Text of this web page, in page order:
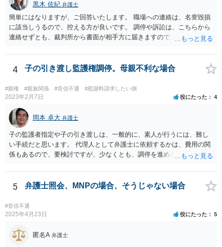
黒木 佐紀 弁護士
簡単にはなりますが、ご回答いたします。 職場への連絡は、名誉毀損
に該当しうるので、控える方が良いです。 調停や訴訟は、こちらから
連絡せずとも、裁判所から書面が相手方に届きますので、連絡不要で
いのであれば、調停や訴訟をするしかないかと思います。
4 子の引き渡し監護権調停。母親不利な場合
#親権 #親族関係 #音信不通 #慰謝料請求したい側
2023年2月7日 役にたった 4
岡本 卓大 弁護士
子の監護者指定や子の引き渡しは、一般的に、素人が行うには、難し
い手続だと思います。 代理人として弁護士に依頼するかは、費用の関
係もあるので、要検討ですが、少なくとも、調停を進める上で、弁護
で、弁護士に依頼しづらいということであれば、法テラスの法律扶助
制度を利用できることもあるので、その点も弁護士に相談してみてく
5 弁護士照会、MNPの場合、そうじゃない場合
#音信不通
2025年4月23日 役にたった 5
匿名A 弁護士